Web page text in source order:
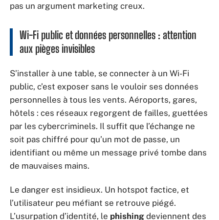
pas un argument marketing creux.
Wi-Fi public et données personnelles : attention
aux pièges invisibles
S’installer à une table, se connecter à un Wi-Fi
public, c’est exposer sans le vouloir ses données
personnelles à tous les vents. Aéroports, gares,
hôtels : ces réseaux regorgent de failles, guettées
par les cybercriminels. Il suffit que l’échange ne
soit pas chiffré pour qu’un mot de passe, un
identifiant ou même un message privé tombe dans
de mauvaises mains.
Le danger est insidieux. Un hotspot factice, et
l’utilisateur peu méfiant se retrouve piégé.
L’usurpation d’identité, le phishing deviennent des